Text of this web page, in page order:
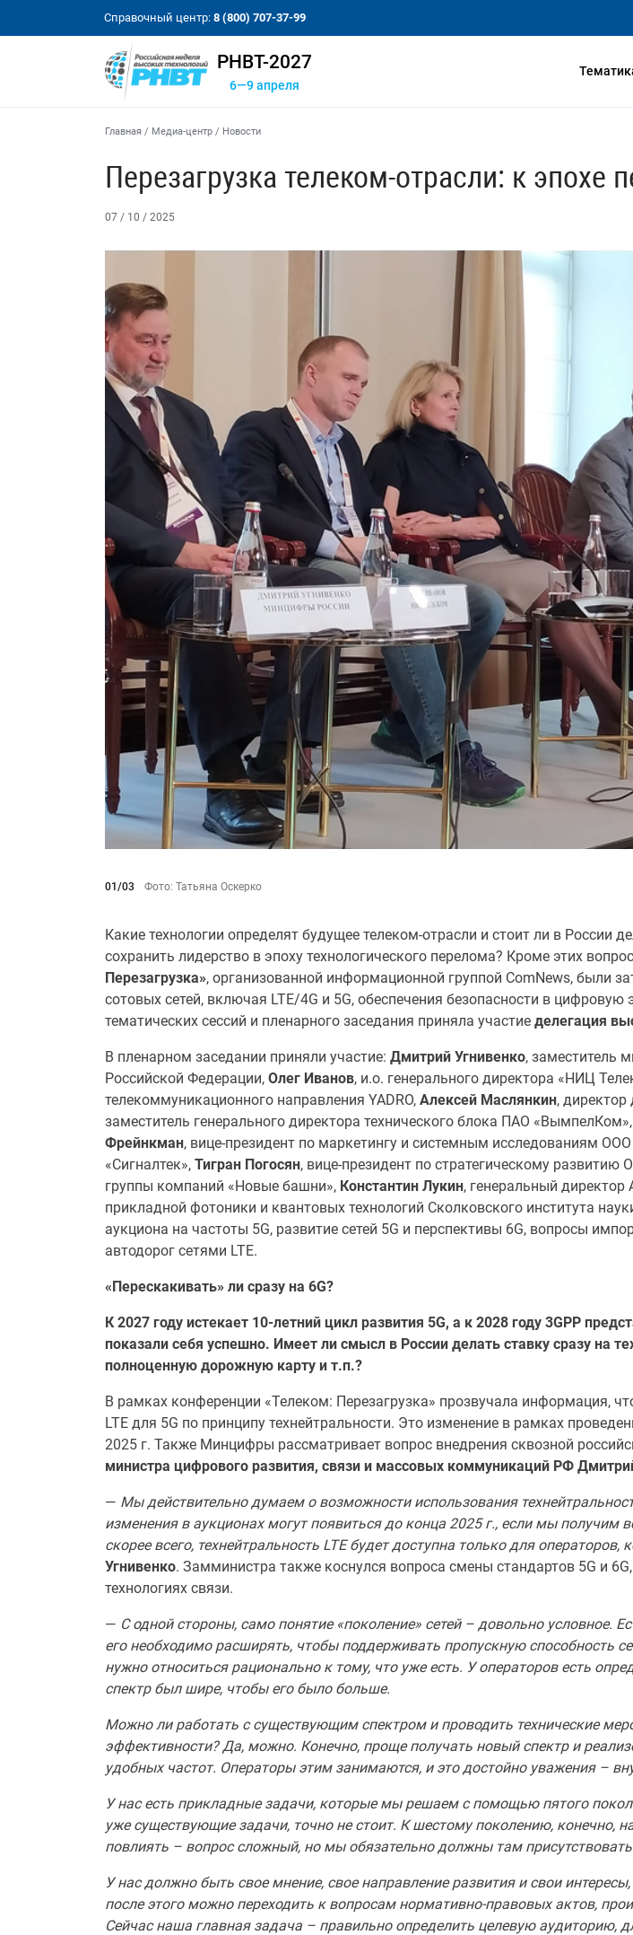
Справочный центр: 8 (800) 707-37-99
РНВТ-2027
6—9 апреля
Главная / Медиа-центр / Новости
Перезагрузка телеком-отрасли: к эпохе
07 / 10 / 2025
01/03 Фото: Татьяна Оскерко
Какие технологии определят будущее телеком-отрасли и стоит ли в России
сохранить лидерство в эпоху технологического перелома? Кроме этих
Перезагрузка», организованной информационной группой ComNews, были
сотовых сетей, включая LTE/4G и 5G, обеспечения безопасности в
тематических сессий и пленарного заседания приняла участие делегация
В пленарном заседании приняли участие: Дмитрий Угнивенко, заместитель
Российской Федерации, Олег Иванов, и.о. генерального директора «НИЦ
телекоммуникационного направления YADRO, Алексей Маслянкин,
заместитель генерального директора технического блока ПАО «ВымпелКом»,
Фрейнкман, вице-президент по маркетингу и системным исследованиям
«Сигналтек», Тигран Погосян, вице-президент по стратегическому развитию
группы компаний «Новые башни», Константин Лукин, генеральный директор
прикладной фотоники и квантовых технологий Сколковского института
аукциона на частоты 5G, развитие сетей 5G и перспективы 6G, вопросы
автодорог сетями LTE.
«Перескакивать» ли сразу на 6G?
К 2027 году истекает 10-летний цикл развития 5G, а к 2028 году 3GPP
показали себя успешно. Имеет ли смысл в России делать ставку сразу на
полноценную дорожную карту и т.п.?
В рамках конференции «Телеком: Перезагрузка» прозвучала информация,
LTE для 5G по принципу технейтральности. Это изменение в рамках
2025 г. Также Минцифры рассматривает вопрос внедрения сквозной
министра цифрового развития, связи и массовых коммуникаций РФ
— Мы действительно думаем о возможности использования
изменения в аукционах могут появиться до конца 2025г., если мы получим
скорее всего, технейтральность LTE будет доступна только для
Угнивенко. Замминистра также коснулся вопроса смены стандартов 5G и
технологиях связи.
— С одной стороны, само понятие «поколение» сетей – довольно условное.
его необходимо расширять, чтобы поддерживать пропускную способность
нужно относиться рационально к тому, что уже есть. У операторов есть
спектр был шире, чтобы его было больше.
Можно ли работать с существующим спектром и проводить технические
эффективности? Да, можно. Конечно, проще получать новый спектр и
удобных частот. Операторы этим занимаются, и это достойно уважения –
У нас есть прикладные задачи, которые мы решаем с помощью пятого
уже существующие задачи, точно не стоит. К шестому поколению, конечно,
повлиять – вопрос сложный, но мы обязательно должны там
У нас должно быть свое мнение, свое направление развития и свои
после этого можно переходить к вопросам нормативно-правовых актов,
Сейчас наша главная задача – правильно определить целевую аудиторию,